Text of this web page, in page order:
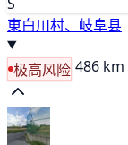
東白川村、岐阜县
极高风险 486 km